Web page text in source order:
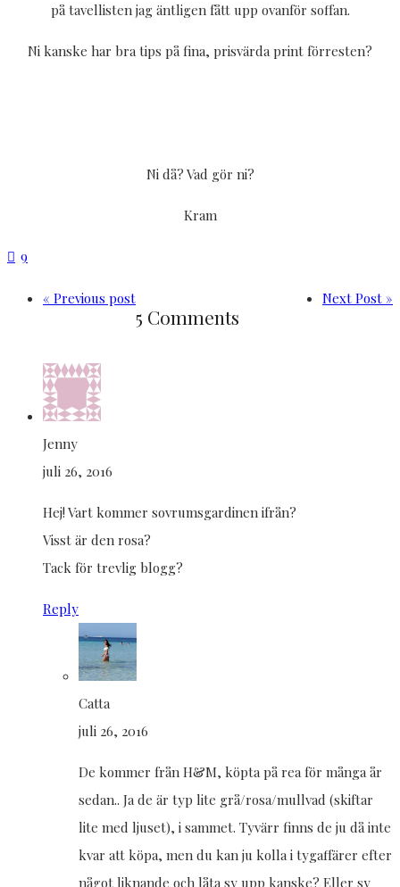
på tavellisten jag äntligen fått upp ovanför soffan.
Ni kanske har bra tips på fina, prisvärda print förresten?
Ni då? Vad gör ni?
Kram
9
« Previous post Next Post »
5 Comments
Jenny
juli 26, 2016
Hej! Vart kommer sovrumsgardinen ifrån?
Visst är den rosa?
Tack för trevlig blogg?
Reply
Catta
juli 26, 2016
De kommer från H&M, köpta på rea för många år
sedan.. Ja de är typ lite grå/rosa/mullvad (skiftar
lite med ljuset), i sammet. Tyvärr finns de ju då inte
kvar att köpa, men du kan ju kolla i tygaffärer efter
något liknande och låta sy upp kanske? Eller sy